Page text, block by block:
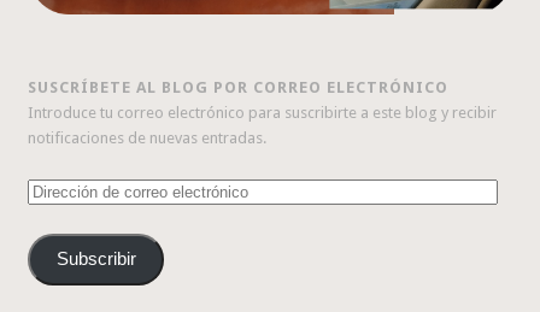
SUSCRÍBETE AL BLOG POR CORREO ELECTRÓNICO
Introduce tu correo electrónico para suscribirte a este blog y recibir
notificaciones de nuevas entradas.
Dirección
correo
electrónico
Subscribir